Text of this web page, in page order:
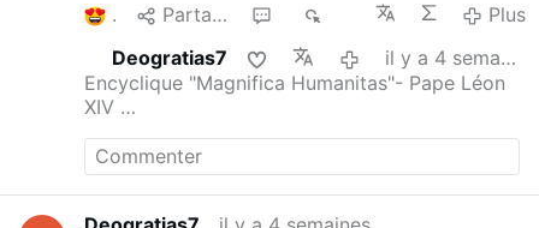
1 Partager
Plus
Deogratias7
il y a 4 semaines
Encyclique "Magnifica Humanitas"- Pape Léon
XIV …